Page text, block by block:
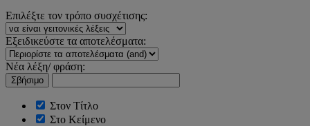
Επιλέξτε τον τρόπο συσχέτισης:
Εξειδικεύστε τα αποτελέσματα:
Νέα λέξη/ φράση:
Σβήσιμο
Στον Τίτλο
Στο Κείμενο